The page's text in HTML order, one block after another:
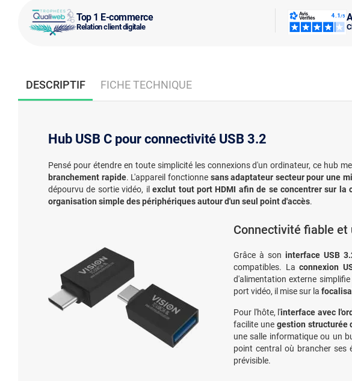
Top 1 E-commerce
Relation client digitale
DESCRIPTIF FICHE TECHNIQUE
Hub USB C pour connectivité USB 3.2
Pensé pour étendre en toute simplicité les connexions d'un ordinateur, ce hub
branchement rapide. L'appareil fonctionne sans adaptateur secteur pour une
dépourvu de sortie vidéo, ilexclut tout port HDMI afin de se concentrer sur la
organisation simple des périphériques autour d'un seul point d'accès.
Connectivité fiable
Grâce à soninterface USB
compatibles. Laconnexion
d'alimentation externe
port vidéo, il mise sur la
Pour l'hôte, l'interface avec
facilite une gestion structurée
une salle informatique ou un
point central où brancher ses
prévisible.